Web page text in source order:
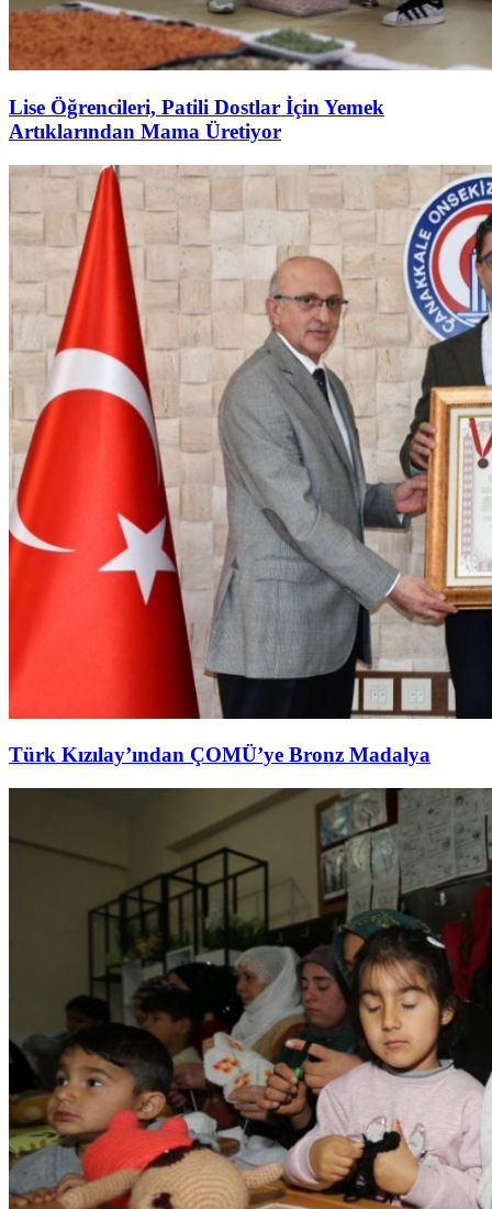
Lise Öğrencileri, Patili Dostlar İçin Yemek
Artıklarından Mama Üretiyor
Türk Kızılay’ından ÇOMÜ’ye Bronz Madalya